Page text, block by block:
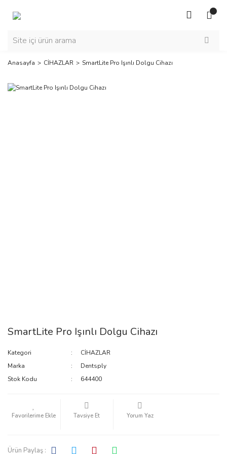
Anasayfa CİHAZLAR SmartLite Pro Işınlı Dolgu Cihazı
SmartLite Pro Işınlı Dolgu Cihazı
Kategori
CİHAZLAR
Marka
Dentsply
Stok Kodu
644400
Tavsiye Et Yorum Yaz
Ürün Paylaş :